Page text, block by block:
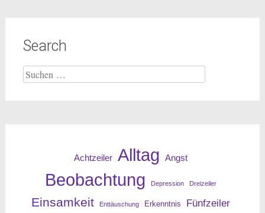
Search
Suche
nach:
Achtzeiler Alltag Angst
Beobachtung Depression Dreizeiler
Einsamkeit Enttäuschung Erkenntnis Fünfzeiler